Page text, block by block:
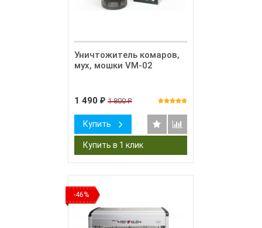
Уничтожитель комаров,
мух, мошки VM-02
1 490 ₽ 1 800₽
Купить
-46%